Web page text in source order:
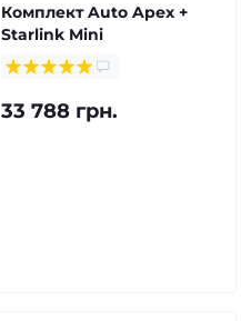
Комплект Auto Apex +
Starlink Mini
33 788 грн.